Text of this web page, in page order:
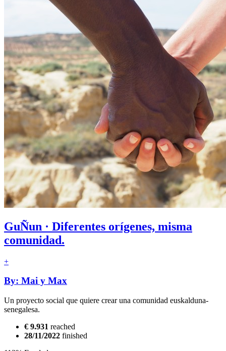
GuÑun · Diferentes orígenes, misma
comunidad.
+
By: Mai y Max
Un proyecto social que quiere crear una comunidad euskalduna-
senegalesa.
€ 9.931 reached
28/11/2022 finished